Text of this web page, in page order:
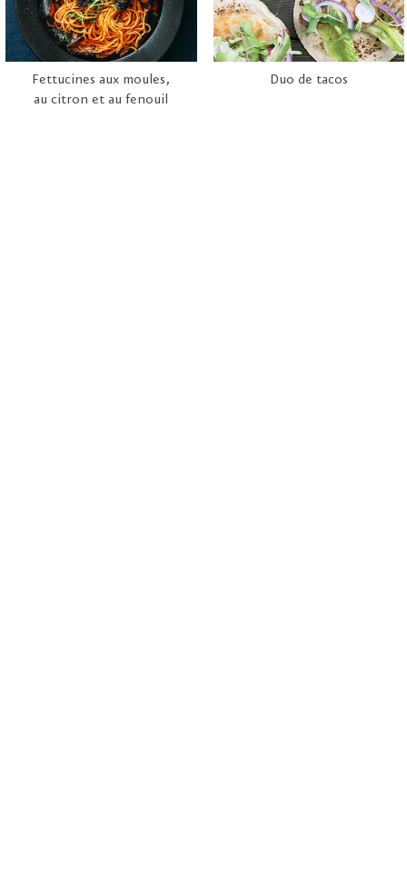
Fettucines aux moules,
au citron et au fenouil
Duo de tacos